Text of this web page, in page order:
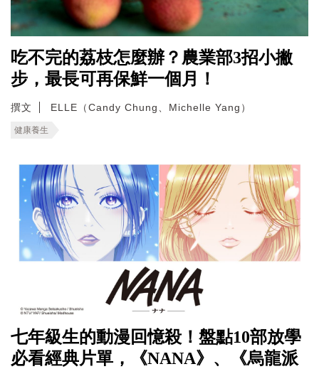
吃不完的荔枝怎麼辦？農業部3招小撇
步，最長可再保鮮一個月！
撰文 ELLE（Candy Chung、Michelle Yang）
健康養生
七年級生的動漫回憶殺！盤點10部放學
必看經典片單，《NANA》、《烏龍派